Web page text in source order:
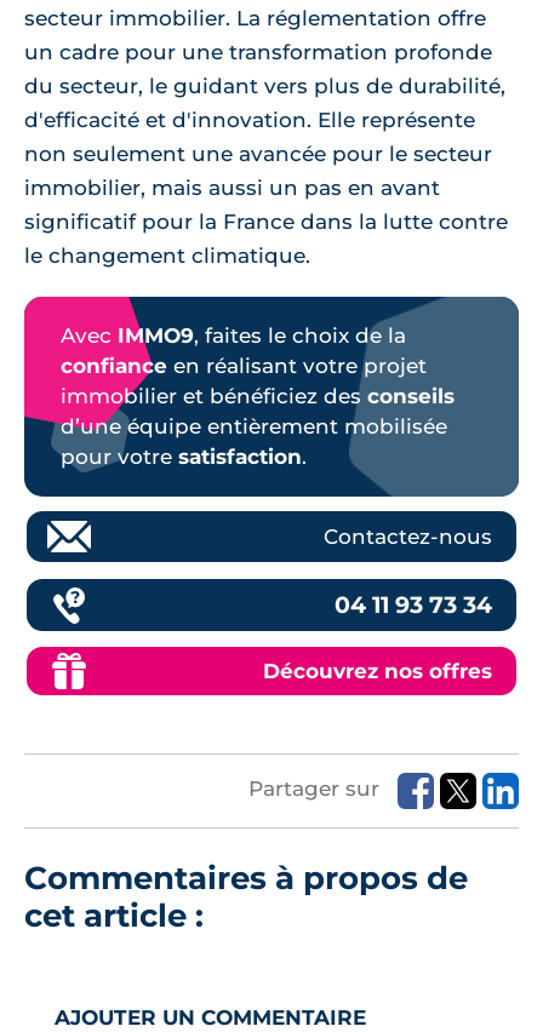
secteur immobilier. La réglementation offre
un cadre pour une transformation profonde
du secteur, le guidant vers plus de durabilité,
d'efficacité et d'innovation. Elle représente
non seulement une avancée pour le secteur
immobilier, mais aussi un pas en avant
significatif pour la France dans la lutte contre
le changement climatique.
Avec IMMO9, faites le choix de la
confiance en réalisant votre projet
immobilier et bénéficiez des conseils
d’une équipe entièrement mobilisée
pour votre satisfaction.
Contactez-nous
04 11 93 73 34
Découvrez nos offres
Partager sur
Commentaires à propos de
cet article :
AJOUTER UN COMMENTAIRE